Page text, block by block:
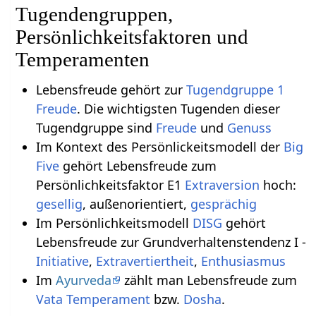
Tugendengruppen,
Persönlichkeitsfaktoren und
Temperamenten
Lebensfreude gehört zur Tugendgruppe 1
Freude. Die wichtigsten Tugenden dieser
Tugendgruppe sind Freudeund Genuss
Im Kontext des Persönlickeitsmodell der Big
Fivegehört Lebensfreude zum
Persönlichkeitsfaktor E1 Extraversion hoch:
gesellig, außenorientiert, gesprächig
Im Persönlichkeitsmodell DISG gehört
Lebensfreude zur Grundverhaltenstendenz I -
Initiative, Extravertiertheit, Enthusiasmus
Im Ayurveda
zählt man Lebensfreude zum
Vata Temperament bzw. Dosha.